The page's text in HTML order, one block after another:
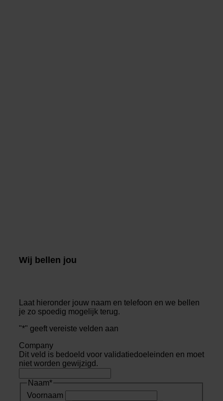
Wij bellen jou
Laat hieronder jouw naam en telefoon en we bellen
je zo spoedig mogelijk terug.
"*" geeft vereiste velden aan
Company
Dit veld is bedoeld voor validatiedoeleinden en moet
niet worden gewijzigd.
Naam*
Voornaam